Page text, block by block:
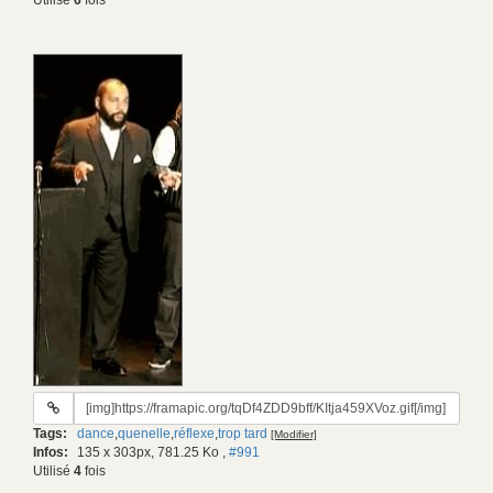
URL
gif:
Tags: dance,quenelle,réflexe,trop tard [Modifier]
Infos: 135 x 303px, 781.25 Ko , #991
Utilisé 4 fois